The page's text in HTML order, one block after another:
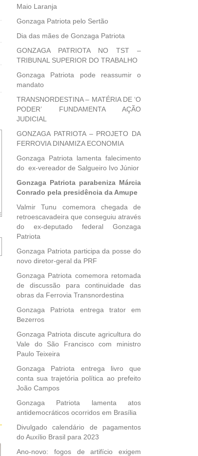
Notifique-
sobre
comentários
mail.
Maio Laranja
Gonzaga Patriota pelo Sertão
Dia das mães de Gonzaga Patriota
GONZAGA PATRIOTA NO TST –
TRIBUNAL SUPERIOR DO TRABALHO
Gonzaga Patriota pode reassumir o
mandato
TRANSNORDESTINA – MATÉRIA DE ‘O
PODER’ FUNDAMENTA AÇÃO
JUDICIAL
GONZAGA PATRIOTA – PROJETO DA
FERROVIA DINAMIZA ECONOMIA
Gonzaga Patriota lamenta falecimento
do ex-vereador de Salgueiro Ivo Júnior
Gonzaga Patriota parabeniza Márcia
Conrado pela presidência da Amupe
Valmir Tunu comemora chegada de
retroescavadeira que conseguiu através
do ex-deputado federal Gonzaga
Patriota
Gonzaga Patriota participa da posse do
novo diretor-geral da PRF
Gonzaga Patriota comemora retomada
de discussão para continuidade das
obras da Ferrovia Transnordestina
Gonzaga Patriota entrega trator em
Bezerros
Gonzaga Patriota discute agricultura do
Vale do São Francisco com ministro
Paulo Teixeira
Gonzaga Patriota entrega livro que
conta sua trajetória política ao prefeito
João Campos
Gonzaga Patriota lamenta atos
antidemocráticos ocorridos em Brasília
Divulgado calendário de pagamentos
do Auxílio Brasil para 2023
Ano-novo: fogos de artifício exigem